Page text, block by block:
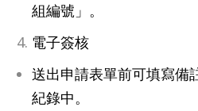
組編號」。
電子簽核
送出申請表單前可填寫備
紀錄中。